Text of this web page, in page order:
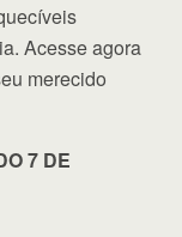
Acesse agora
merecido
7 DE